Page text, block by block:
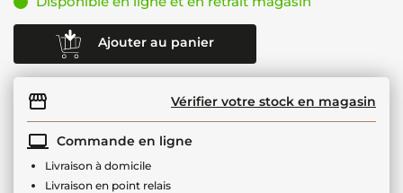
Ajouter au panier
Vérifier votre stock en magasin
Commande en ligne
Livraison à domicile
Livraison en point relais